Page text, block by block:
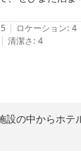
らず、ご不便
でもスムーズ
オペレーショ
ただきまして誠
一同、心より
5 | ロケーション: 4
| 清潔さ: 4
設の中からホテ
とうございま